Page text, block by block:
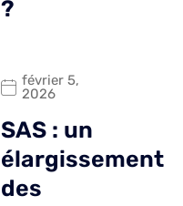
?
février 5,
2026
SAS : un
élargissement
des